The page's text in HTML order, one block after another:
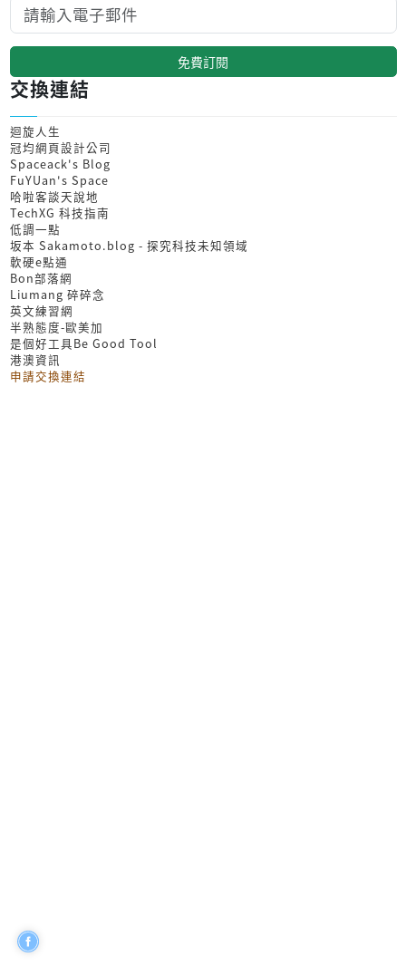
免費訂閱
交換連結
迴旋人生
冠均網頁設計公司
Spaceack's Blog
FuYUan's Space
哈啦客談天說地
TechXG 科技指南
低調一點
坂本 Sakamoto.blog - 探究科技未知領域
軟硬e點通
Bon部落網
Liumang 碎碎念
英文練習網
半熟態度-歐美加
是個好工具Be Good Tool
港澳資訊
申請交換連結